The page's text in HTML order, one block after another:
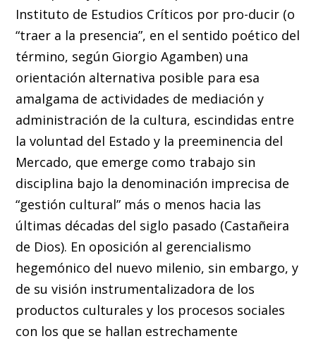
Instituto de Estudios Críticos por pro-ducir (o
“traer a la presencia”, en el sentido poético del
término, según Giorgio Agamben) una
orientación alternativa posible para esa
amalgama de actividades de mediación y
administración de la cultura, escindidas entre
la voluntad del Estado y la preeminencia del
Mercado, que emerge como trabajo sin
disciplina bajo la denominación imprecisa de
“gestión cultural” más o menos hacia las
últimas décadas del siglo pasado (Castañeira
de Dios). En oposición al gerencialismo
hegemónico del nuevo milenio, sin embargo, y
de su visión instrumentalizadora de los
productos culturales y los procesos sociales
con los que se hallan estrechamente